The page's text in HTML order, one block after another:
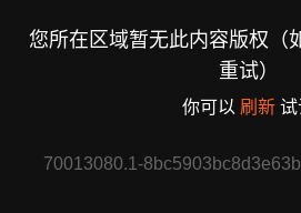
您所在区域暂无此内容版权（
重试）
你可以 刷新 试
70013080.1-